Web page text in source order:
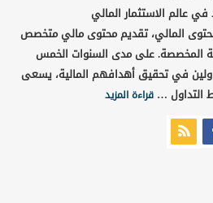
عالم الاستثمار المالي
المالي، تقديم محتوى مالي متخصص
المخصصة. على مدى السنوات الخمس
في تحقيق أهدافهم المالية، يسعى
التداول …قراءة المزيد